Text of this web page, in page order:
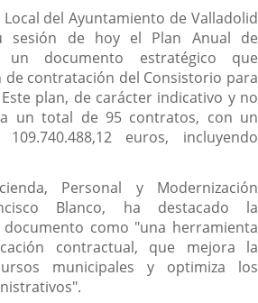
del Ayuntamiento de Valladolid
sesión de hoy el Plan Anual de
un documento estratégico que
de contratación del Consistorio para
plan, de carácter indicativo y no
un total de 95 contratos, con un
euros, incluyendo
Personal y Modernización
Blanco, ha destacado la
como "una herramienta
contractual, que mejora la
municipales y optimiza los